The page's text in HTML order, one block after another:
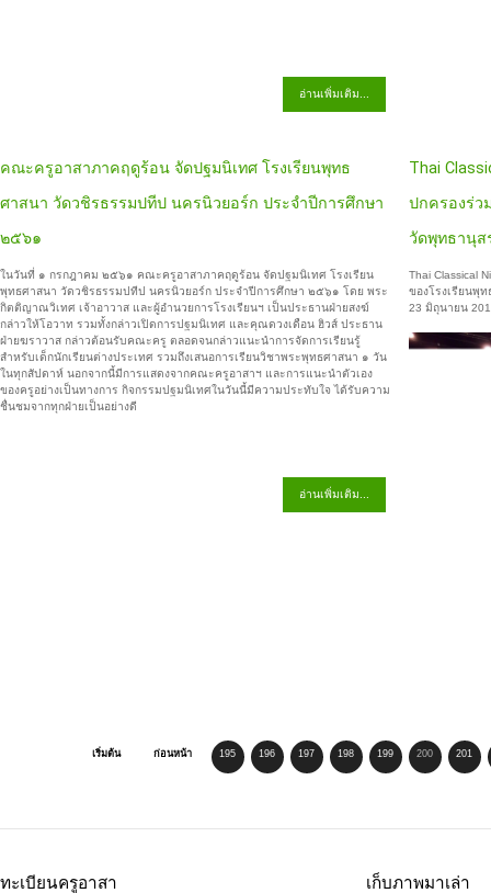
อ่านเพิ่มเติม...
คณะครูอาสาภาคฤดูร้อน จัดปฐมนิเทศ โรงเรียนพุทธ
ศาสนา วัดวชิรธรรมปทีป นครนิวยอร์ก ประจำปีการศึกษา
๒๕๖๑
ในวันที่ ๑ กรกฎาคม ๒๕๖๑ คณะครูอาสาภาคฤดูร้อน จัดปฐมนิเทศ โรงเรียน
พุทธศาสนา วัดวชิรธรรมปทีป นครนิวยอร์ก ประจำปีการศึกษา ๒๕๖๑ โดย พระ
กิตติญาณวิเทศ เจ้าอาวาส และผู้อำนวยการโรงเรียนฯ เป็นประธานฝ่ายสงฆ์
กล่าวให้โอวาท รวมทั้งกล่าวเปิดการปฐมนิเทศ และคุณดวงเดือน ฮิวส์ ประธาน
ฝ่ายฆราวาส กล่าวต้อนรับคณะครู ตลอดจนกล่าวแนะนำการจัดการเรียนรู้
สำหรับเด็กนักเรียนต่างประเทศ รวมถึงเสนอการเรียนวิชาพระพุทธศาสนา ๑ วัน
ในทุกสัปดาห์ นอกจากนี้มีการแสดงจากคณะครูอาสาฯ และการแนะนำตัวเอง
ของครูอย่างเป็นทางการ กิจกรรมปฐมนิเทศในวันนี้มีความประทับใจ ได้รับความ
ชื่นชมจากทุกฝ่ายเป็นอย่างดี
อ่านเพิ่มเติม...
Thai
ปกครองร่ว
วัดพุทธานุ
Thai Classical
ของโรงเรียนพุ
23 มิถุนายน
เริ่มต้น ก่อนหน้า 195 196 197 198 199 200 201
ทะเบียนครูอาสา เก็บภาพมาเล่า